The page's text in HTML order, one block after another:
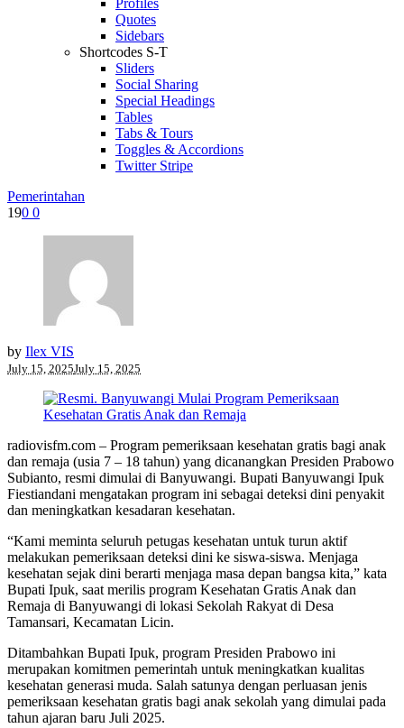
Quotes
Sidebars
Shortcodes S-T
Sliders
Social Sharing
Special Headings
Tables
Tabs & Tours
Toggles & Accordions
Twitter Stripe
Pemerintahan
190 0
by Ilex VIS
July 15, 2025July 15, 2025
radiovisfm.com – Program pemeriksaan kesehatan gratis bagi anak
dan remaja (usia 7 – 18 tahun) yang dicanangkan Presiden Prabowo
Subianto, resmi dimulai di Banyuwangi. Bupati Banyuwangi Ipuk
Fiestiandani mengatakan program ini sebagai deteksi dini penyakit
dan meningkatkan kesadaran kesehatan.
“Kami meminta seluruh petugas kesehatan untuk turun aktif
melakukan pemeriksaan deteksi dini ke siswa-siswa. Menjaga
kesehatan sejak dini berarti menjaga masa depan bangsa kita,” kata
Bupati Ipuk, saat merilis program Kesehatan Gratis Anak dan
Remaja di Banyuwangi di lokasi Sekolah Rakyat di Desa
Tamansari, Kecamatan Licin.
Ditambahkan Bupati Ipuk, program Presiden Prabowo ini
merupakan komitmen pemerintah untuk meningkatkan kualitas
kesehatan generasi muda. Salah satunya dengan perluasan jenis
pemeriksaan kesehatan gratis bagi anak sekolah yang dimulai pada
tahun ajaran baru Juli 2025.